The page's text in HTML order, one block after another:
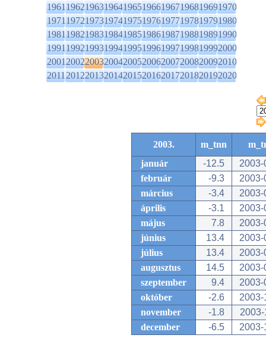
1961196219631964196519661967196819691970
1971197219731974197519761977197819791980
1981198219831984198519861987198819891990
1991199219931994199519961997199819992000
2001200220032004200520062007200820092010
2011201220132014201520162017201820192020
2003. m_tnn
január
-12.5
2003-
február
-9.3
2003-
március
-3.4
2003-
április
-3.1
2003-
május
7.8
2003-
június
13.4
2003-
július
13.4
2003-
augusztus
14.5
2003-
szeptember
9.4
2003-
október
-2.6
2003-
november
-1.8
december
-6.5 2003-